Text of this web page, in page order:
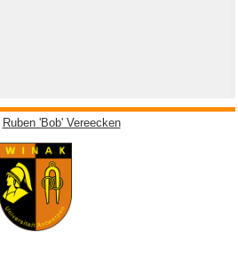
Ruben 'Bob' Vereecken